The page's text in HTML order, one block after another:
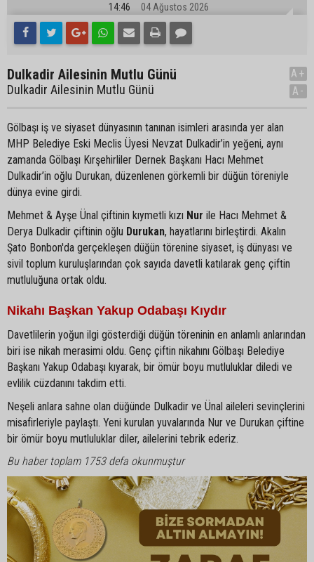
14:46 04 Ağustos 2026
Dulkadir Ailesinin Mutlu Günü
Dulkadir Ailesinin Mutlu Günü
A+
A-
Gölbaşı iş ve siyaset dünyasının tanınan isimleri arasında yer alan
MHP Belediye Eski Meclis Üyesi Nevzat Dulkadir’in yeğeni, aynı
zamanda Gölbaşı Kırşehirliler Dernek Başkanı Hacı Mehmet
Dulkadir’in oğlu Durukan, düzenlenen görkemli bir düğün töreniyle
dünya evine girdi.
Mehmet & Ayşe Ünal çiftinin kıymetli kızı Nur ile Hacı Mehmet &
Derya Dulkadir çiftinin oğlu Durukan, hayatlarını birleştirdi. Akalın
Şato Bonbon'da gerçekleşen düğün törenine siyaset, iş dünyası ve
sivil toplum kuruluşlarından çok sayıda davetli katılarak genç çiftin
mutluluğuna ortak oldu.
Nikahı Başkan Yakup Odabaşı Kıydır
Davetlilerin yoğun ilgi gösterdiği düğün töreninin en anlamlı anlarından
biri ise nikah merasimi oldu. Genç çiftin nikahını Gölbaşı Belediye
Başkanı Yakup Odabaşı kıyarak, bir ömür boyu mutluluklar diledi ve
evlilik cüzdanını takdim etti.
Neşeli anlara sahne olan düğünde Dulkadir ve Ünal aileleri sevinçlerini
misafirleriyle paylaştı. Yeni kurulan yuvalarında Nur ve Durukan çiftine
bir ömür boyu mutluluklar diler, ailelerini tebrik ederiz.
Bu haber toplam 1753 defa okunmuştur